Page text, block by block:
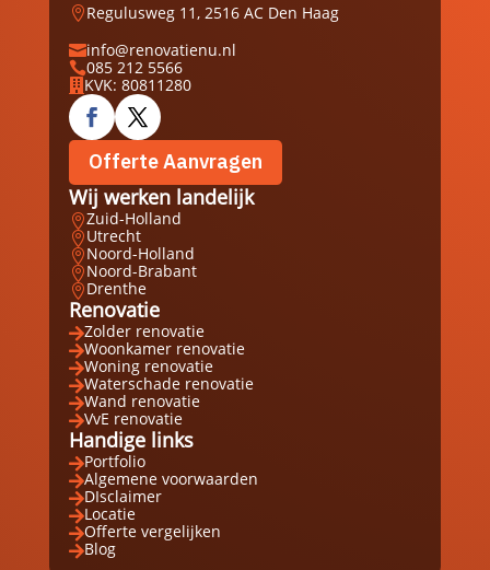
Regulusweg 11, 2516 AC Den Haag
info@renovatienu.nl
085 212 5566
 KVK: 80811280
Offerte Aanvragen
Wij werken landelijk
Zuid-Holland
Utrecht
Noord-Holland
Noord-Brabant
Drenthe
Renovatie
Zolder renovatie
Woonkamer renovatie
Woning renovatie
Waterschade renovatie
Wand renovatie
VvE renovatie
Handige links
Portfolio
Algemene voorwaarden
DIsclaimer
Locatie
Offerte vergelijken
Blog